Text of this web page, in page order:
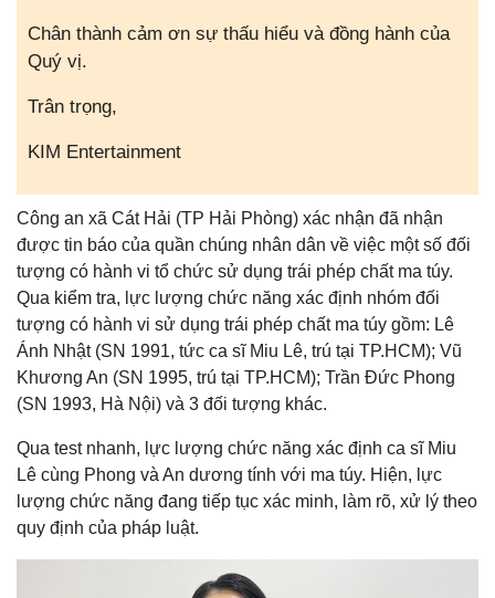
Chân thành cảm ơn sự thấu hiểu và đồng hành của
Quý vị.
Trân trọng,
KIM Entertainment
Công an xã Cát Hải (TP Hải Phòng) xác nhận đã nhận
được tin báo của quần chúng nhân dân về việc một số đối
tượng có hành vi tổ chức sử dụng trái phép chất ma túy.
Qua kiểm tra, lực lượng chức năng xác định nhóm đối
tượng có hành vi sử dụng trái phép chất ma túy gồm: Lê
Ánh Nhật (SN 1991, tức ca sĩ Miu Lê, trú tại TP.HCM); Vũ
Khương An (SN 1995, trú tại TP.HCM); Trần Đức Phong
(SN 1993, Hà Nội) và 3 đối tượng khác.
Qua test nhanh, lực lượng chức năng xác định ca sĩ Miu
Lê cùng Phong và An dương tính với ma túy. Hiện, lực
lượng chức năng đang tiếp tục xác minh, làm rõ, xử lý theo
quy định của pháp luật.